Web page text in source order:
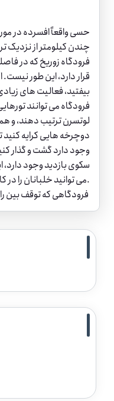
حسی واقعاً افسرده در
چندن کیلومتر از نزدیک
قرار دارد، این طور نیست.
بیفتید، فعالیت های
فرودگاه می توانند
لوتسرن ترتیب دهند، و
دوچرخه هایی کرایه کنید
وجود دارد گشت و گذار
سکوی بازدید وجود
می توانید خلبانان را در کابینشان مشغول کار ببینید.